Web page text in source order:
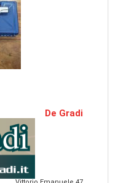
De Gradi